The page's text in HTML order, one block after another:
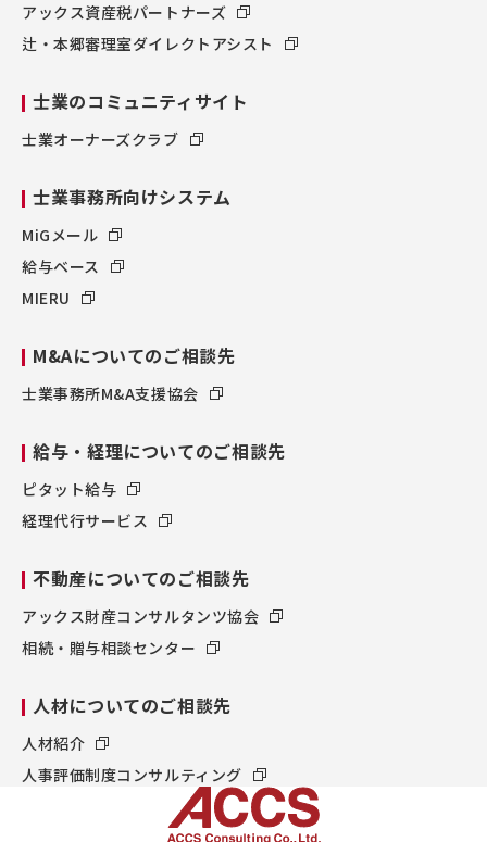
アックス資産税パートナーズ
辻・本郷審理室ダイレクトアシスト
士業のコミュニティサイト
士業オーナーズクラブ
士業事務所向けシステム
MiGメール
給与ベース
MIERU
M&Aについてのご相談先
士業事務所M&A支援協会
給与・経理についてのご相談先
ピタット給与
経理代行サービス
不動産についてのご相談先
アックス財産コンサルタンツ協会
相続・贈与相談センター
人材についてのご相談先
人材紹介
人事評価制度コンサルティング